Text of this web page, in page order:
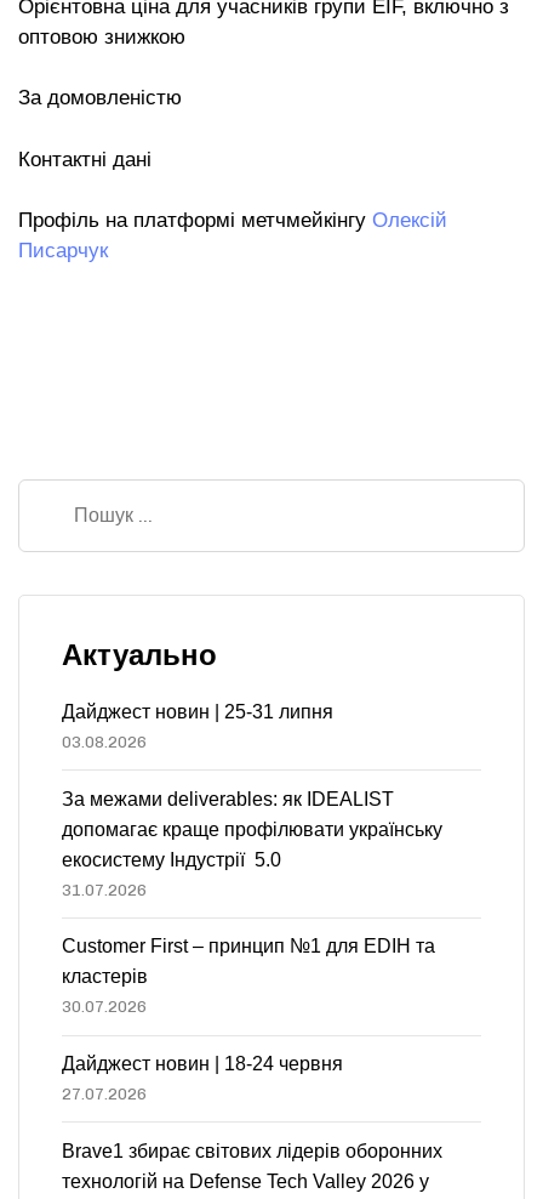
Орієнтовна ціна для учасників групи EIF, включно з
оптовою знижкою
За домовленістю
Контактні дані
Профіль на платформі метчмейкінгу Олексій
Писарчук
Актуально
Дайджест новин | 25-31 липня
03.08.2026
За межами deliverables: як IDEALIST
допомагає краще профілювати українську
екосистему Індустрії 5.0
31.07.2026
Customer First – принцип №1 для EDIH та
кластерів
30.07.2026
Дайджест новин | 18-24 червня
27.07.2026
Brave1 збирає світових лідерів оборонних
технологій на Defense Tech Valley 2026 у